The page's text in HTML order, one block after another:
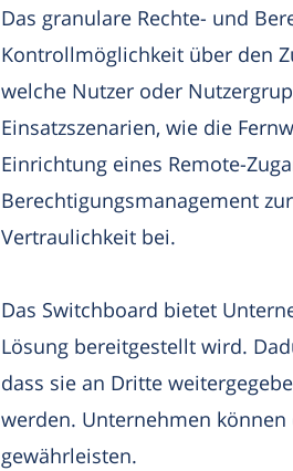
Das granulare Rechte- und
Kontrollmöglichkeit über den
welche Nutzer oder
Einsatzszenarien, wie die
Einrichtung eines Remote-
Berechtigungsmanagement
Vertraulichkeit bei.
Das Switchboard bietet
Lösung bereitgestellt wird.
dass sie an Dritte
werden. Unternehmen
gewährleisten.